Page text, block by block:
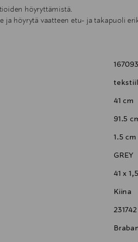
höyryttämistä.
ja höyrytä vaatteen etu- ja takapuoli
ja luotettavasta
oven, sisäovien ja muiden
41 cm
91.5
1.5 cm
GREY
41 x
Kiina
231742